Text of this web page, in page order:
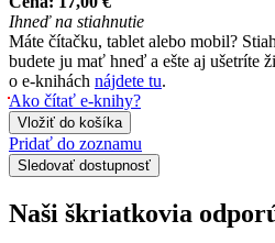
Ihneď na stiahnutie
Máte čítačku, tablet alebo mobil?
budete ju mať hneď a ešte aj ušetríte
o e-knihách nájdete tu.
Ako čítať e-knihy?
Vložiť do košíka
Pridať do zoznamu
Sledovať dostupnosť
Naši škriatkovia